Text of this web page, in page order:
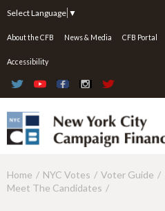
Select Language ▼
About the CFB News & Media CFB Portal
Accessibility
Y
Home NYC Votes Voter Guide
Meet The Candidates